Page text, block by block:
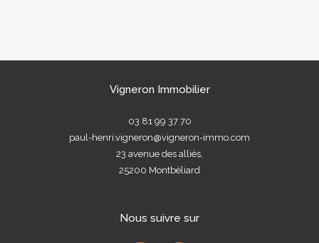
Vigneron Immobilier
03 81 99 37 70
paul-henri.vigneron@vigneron-immo.com
23 avenue des alliés,
25200
Montbéliard
Nous suivre sur